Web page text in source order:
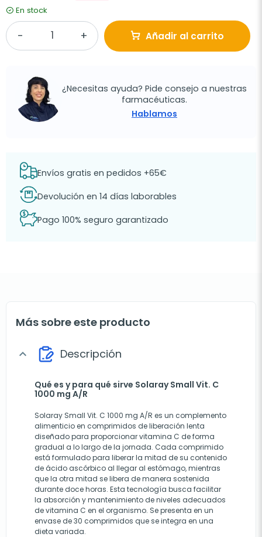
En stock
Añadir al carrito
¿Necesitas ayuda? Pide consejo a nuestras
farmacéuticas.
Hablamos
Envíos gratis en pedidos +65€
Devolución en 14 días laborables
Pago 100% seguro garantizado
Más sobre este producto
expand_more Descripción
Qué es y para qué sirve Solaray Small Vit. C
1000 mg A/R
Solaray Small Vit. C 1000 mg A/R es un complemento
alimenticio en comprimidos de liberación lenta
diseñado para proporcionar vitamina C de forma
gradual a lo largo de la jornada. Cada comprimido
está formulado para liberar la mitad de su contenido
de ácido ascórbico al llegar al estómago, mientras
que la otra mitad se libera de manera sostenida
durante doce horas. Esta tecnología busca facilitar
la absorción y mantenimiento de niveles adecuados
de vitamina C en el organismo. Se presenta en un
envase de 30 comprimidos que se integra en una
dieta variada.